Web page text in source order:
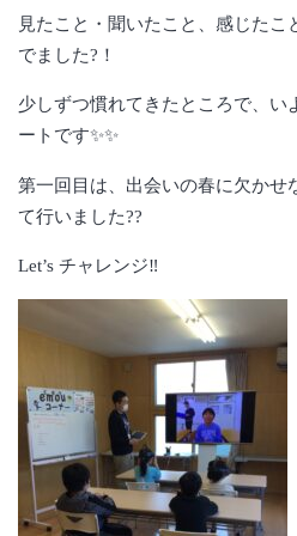
見たこと・聞いたこと、感じたこ
でました?！
少しずつ慣れてきたところで、い
ートです✨✨
第一回目は、出会いの春に欠かせ
て行いました??
Let’s チャレンジ‼